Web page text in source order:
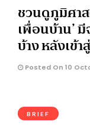
ชวนดูภูมิศาส
เพื่อนบ้าน’
บ้าง หลังเข้า
Posted On 10
BRIEF